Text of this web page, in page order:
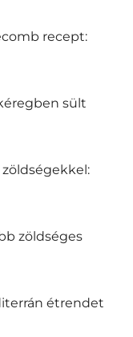
recept:
sült
zöldséges
étrendet